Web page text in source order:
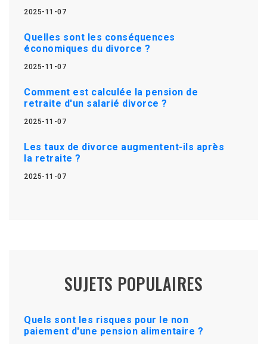
2025-11-07
Quelles sont les conséquences
économiques du divorce ?
2025-11-07
Comment est calculée la pension de
retraite d'un salarié divorce ?
2025-11-07
Les taux de divorce augmentent-ils après
la retraite ?
2025-11-07
SUJETS POPULAIRES
Quels sont les risques pour le non
paiement d'une pension alimentaire ?